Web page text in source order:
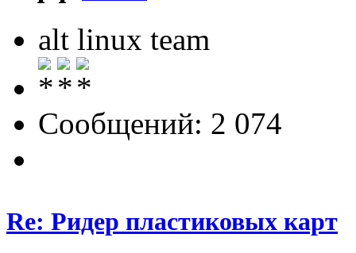
alt linux team
Сообщений: 2 074
Re: Ридер пластиковых карт